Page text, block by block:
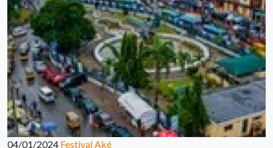
04/01/2024 Festival Aké